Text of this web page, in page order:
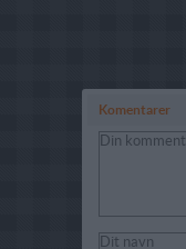
Komentarer